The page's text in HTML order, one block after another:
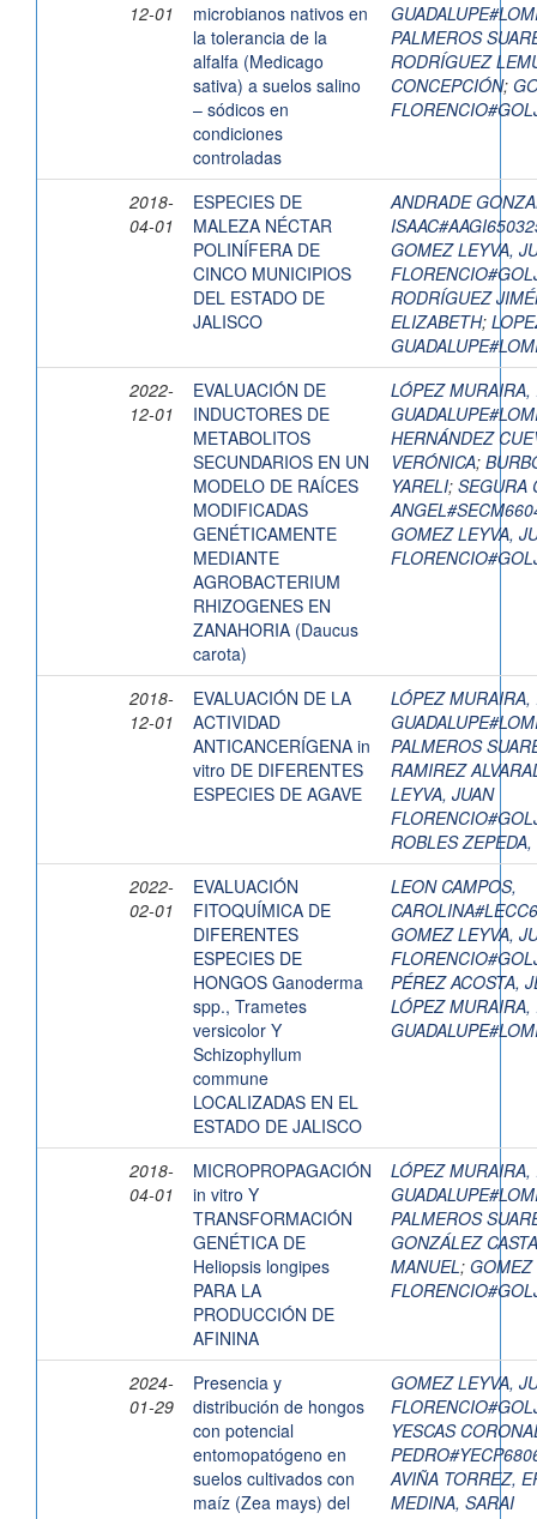
12-01
microbianos nativos en
la tolerancia de la
alfalfa (Medicago
sativa) a suelos salino
– sódicos en
condiciones
controladas
PALMEROS
RODRÍGUEZ
CONCEPCIÓN;
2018-
04-01
ESPECIES DE
MALEZA NÉCTAR
POLINÍFERA DE
CINCO MUNICIPIOS
DEL ESTADO DE
JALISCO
ANDRADE
GOMEZ LEYVA,
RODRÍGUEZ
ELIZABETH;
2022-
12-01
EVALUACIÓN DE
INDUCTORES DE
METABOLITOS
SECUNDARIOS EN UN
MODELO DE RAÍCES
MODIFICADAS
GENÉTICAMENTE
MEDIANTE
AGROBACTERIUM
RHIZOGENES EN
ZANAHORIA (Daucus
carota)
LÓPEZ MURAIRA,
HERNÁNDEZ
VERÓNICA;
YARELI; SEGURA
GOMEZ LEYVA,
2018-
12-01
EVALUACIÓN DE LA
ACTIVIDAD
ANTICANCERÍGENA in
vitro DE DIFERENTES
ESPECIES DE AGAVE
LÓPEZ MURAIRA,
PALMEROS
RAMIREZ
LEYVA, JUAN
ROBLES
2022-
02-01
EVALUACIÓN
FITOQUÍMICA DE
DIFERENTES
ESPECIES DE
HONGOS Ganoderma
spp., Trametes
versicolor Y
Schizophyllum
commune
LOCALIZADAS EN EL
ESTADO DE JALISCO
LEON CAMPOS,
GOMEZ LEYVA,
PÉREZ ACOSTA,
LÓPEZ MURAIRA,
2018-
04-01
MICROPROPAGACIÓN
in vitro Y
TRANSFORMACIÓN
GENÉTICA DE
Heliopsis longipes
PARA LA
PRODUCCIÓN DE
AFININA
LÓPEZ MURAIRA,
PALMEROS
GONZÁLEZ
MANUEL; GOMEZ
2024-
01-29
Presencia y
distribución de hongos
con potencial
entomopatógeno en
suelos cultivados con
maíz (Zea mays) del
GOMEZ LEYVA,
YESCAS
AVIÑA TORREZ,
MEDINA, SARAI